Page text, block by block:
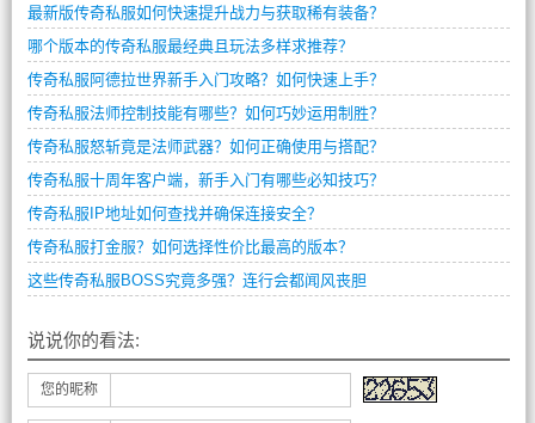
最新版传奇私服如何快速提升战力与获取稀有装备？
哪个版本的传奇私服最经典且玩法多样求推荐？
传奇私服阿德拉世界新手入门攻略？如何快速上手？
传奇私服法师控制技能有哪些？如何巧妙运用制胜？
传奇私服怒斩竟是法师武器？如何正确使用与搭配？
传奇私服十周年客户端，新手入门有哪些必知技巧？
传奇私服IP地址如何查找并确保连接安全？
传奇私服打金服？如何选择性价比最高的版本？
这些传奇私服BOSS究竟多强？连行会都闻风丧胆
说说你的看法:
您的昵称